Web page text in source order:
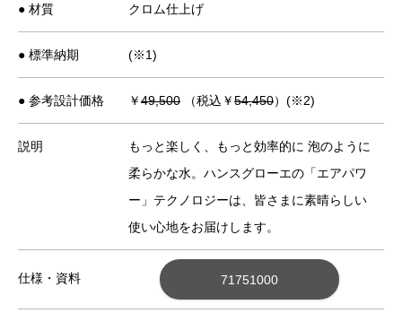
● 材質 クロム仕上げ
● 標準納期 (※1)
● 参考設計価格 ￥49,500 （税込￥54,450）(※2)
説明
もっと楽しく、もっと効率的に 泡のように
柔らかな水。ハンスグローエの「エアパワ
ー」テクノロジーは、皆さまに素晴らしい
使い心地をお届けします。
仕様・資料 71751000